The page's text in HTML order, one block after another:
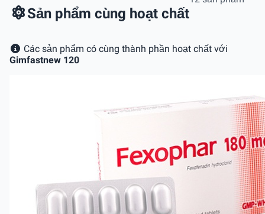
Sản phẩm cùng hoạt chất
Các sản phẩm có cùng thành phần hoạt chất với
Gimfastnew 120